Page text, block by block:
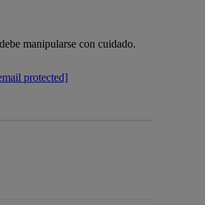
manipularse con cuidado.
protected]